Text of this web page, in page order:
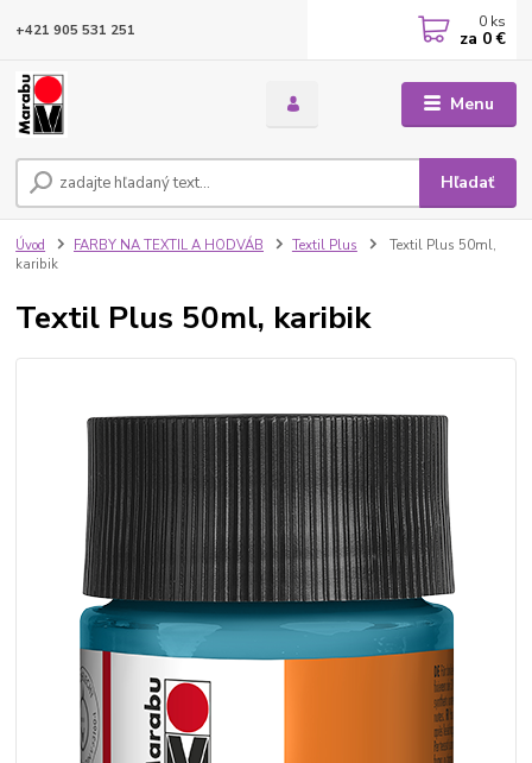
Menu
Hľadať
+421 905 531 251 0 ks
za 0 €
Úvod FARBY NA TEXTIL A HODVÁB Textil Plus
Textil Plus 50ml,
karibik
Textil Plus 50ml, karibik